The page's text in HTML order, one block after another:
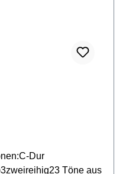
Dur
Töne aus